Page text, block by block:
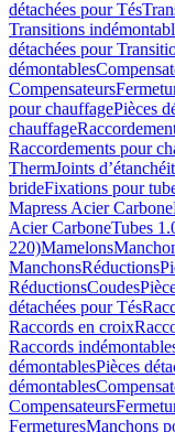
détachées pour Tés
Transitions
détachées pour
démontables
Compensateurs
pour chauffagePièces
chauffage
Raccordements pour
ThermJoints
brideFixations pour
Mapress Acier Carbone
Acier CarboneTubes
220)Mamelons
ManchonsRéductions
RéductionsCoudes
détachées pour Tés
Raccords en croix
Raccords
démontablesPièces
démontables
Compensateurs
FermeturesManchons